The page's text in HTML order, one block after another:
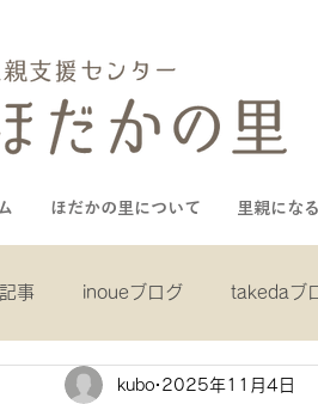
ほだかの里について 里親にな
事 inoueブログ takedaブ
yamaguchiブログ muneブログ
kubo 2025年11月4日